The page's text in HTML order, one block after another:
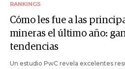
RANKINGS
Cómo les fue a las
mineras el último año:
tendencias
Un estudio PwC revela excelentes